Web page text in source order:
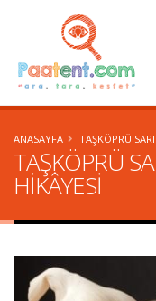
ANASAYFA TAŞKÖPRÜ
TAŞKÖPRÜ
HİKÂYESİ